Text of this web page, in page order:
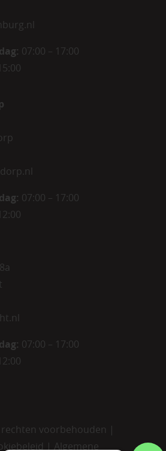
07:00 – 17:00
: 07:00 – 17:00
07:00 – 17:00
rechten voorbehouden |
| Algemene